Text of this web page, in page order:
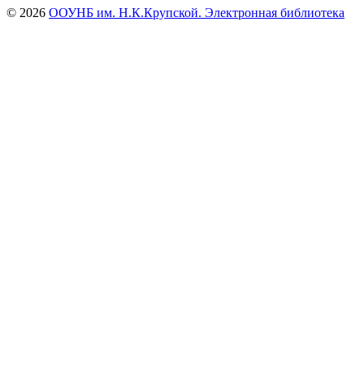
© 2026 ООУНБ им. Н.К.Крупской. Электронная библиотека